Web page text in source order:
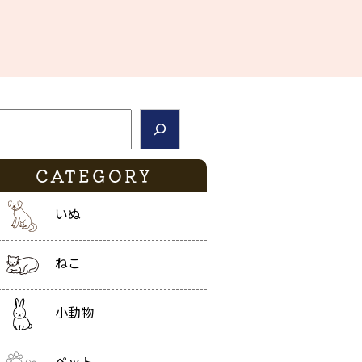
CATEGORY
いぬ
ねこ
小動物